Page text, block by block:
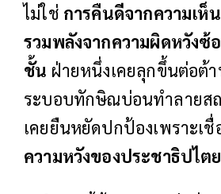
ไม่ใช่ การคืนดีจากความเห็
รวมพลังจากความผิดหวัง
ชั้น ฝ่ายหนึ่งเคยลุกขึ้นต่อต้า
ระบอบทักษิณบ่อนทำลายส
เคยยืนหยัดปกป้องเพราะเ
ความหวังของประชาธิปไตย